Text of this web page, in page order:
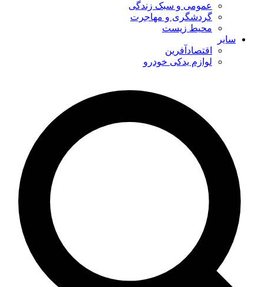
عمومی و سبک زندگی
گردشگری و مهاجرت
محیط زیست
سایر
اقتصادآفرین
لوازم یدکی خودرو